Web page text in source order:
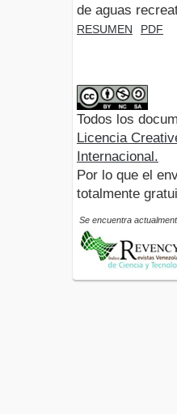
de aguas
RESUMEN PDF
Todos los
Licencia
Internacional.
Por lo que el
totalmente
Se encuentra